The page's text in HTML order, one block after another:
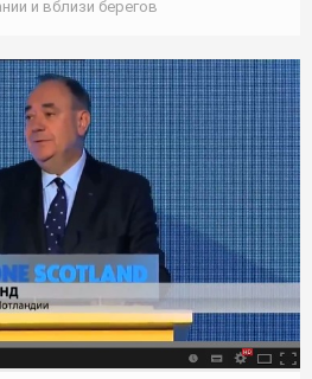
и вблизи берегов